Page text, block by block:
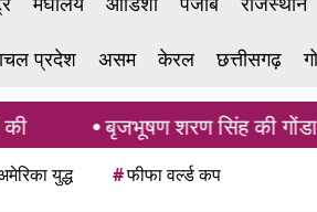
प्रदेश असम केरल छत्तीसगढ़
बृजभूषण शरण सिंह की गोंडा
युद्ध #फीफा वर्ल्ड कप